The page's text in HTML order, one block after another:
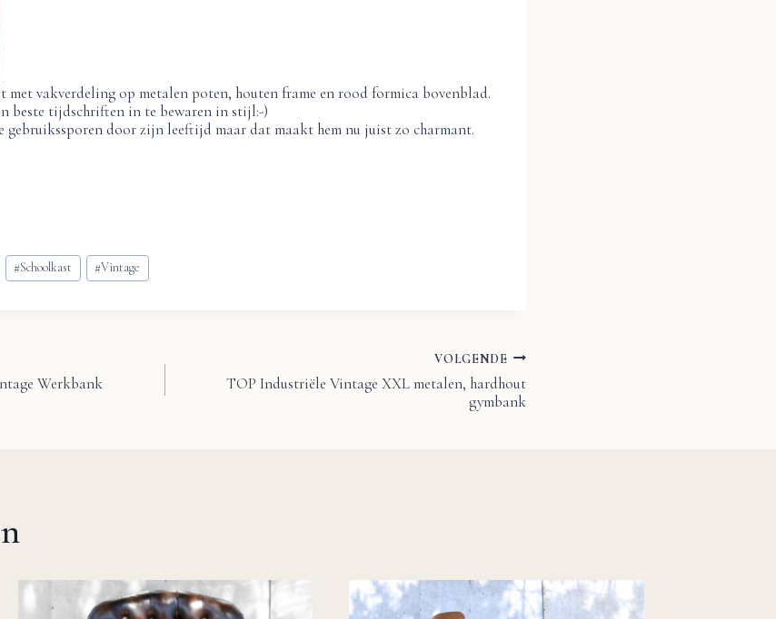
met vakverdeling op metalen poten, houten frame en rood formica bovenblad.
beste tijdschriften in te bewaren in stijl:-)
door zijn leeftijd maar dat maakt hem nu juist zo charmant.
#Schoolkast #Vintage
Werkbank
VOLGENDE
TOP Industriële Vintage XXL metalen, hardhout
gymbank